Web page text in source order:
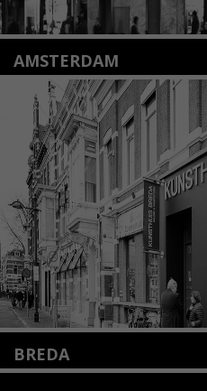
AMSTERDAM
Amstelveenseweg 135
1075 VX Amsterdam
+31 (0)20 2332546
info@kunsthuisamsterdam.nl
Lees meer
BREDA